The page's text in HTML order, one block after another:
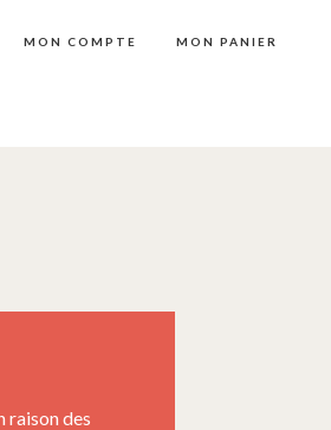
MON COMPTE MON PANIER
raison des